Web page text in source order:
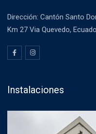
Dirección: Cantón Santo
Km 27 Via Quevedo,
Instalaciones